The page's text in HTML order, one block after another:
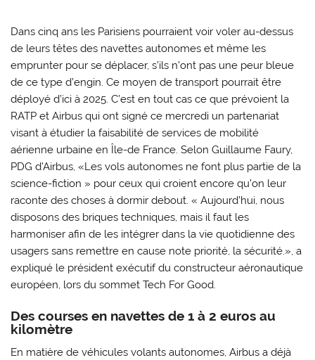
Dans cinq ans les Parisiens pourraient voir voler au-dessus
de leurs têtes des navettes autonomes et même les
emprunter pour se déplacer, s’ils n’ont pas une peur bleue
de ce type d’engin. Ce moyen de transport pourrait être
déployé d’ici à 2025. C’est en tout cas ce que prévoient la
RATP et Airbus qui ont signé ce mercredi un partenariat
visant à étudier la faisabilité de services de mobilité
aérienne urbaine en Île-de France. Selon Guillaume Faury,
PDG d’Airbus, «Les vols autonomes ne font plus partie de la
science-fiction » pour ceux qui croient encore qu’on leur
raconte des choses à dormir debout. « Aujourd’hui, nous
disposons des briques techniques, mais il faut les
harmoniser afin de les intégrer dans la vie quotidienne des
usagers sans remettre en cause note priorité, la sécurité.», a
expliqué le président exécutif du constructeur aéronautique
européen, lors du sommet Tech For Good.
Des courses en navettes de 1 à 2 euros au
kilomètre
En matière de véhicules volants autonomes, Airbus a déjà